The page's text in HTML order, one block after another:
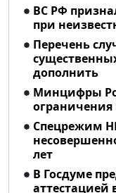
ВС РФ
при
Перечень
дополнить
Минцифры
ограничения
Спецрежим
лет
В Госдуме
аттестацией